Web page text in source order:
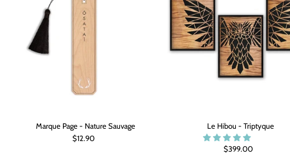
Marque Page - Nature Sauvage
$12.90
Le Hibou - Triptyque
$399.00